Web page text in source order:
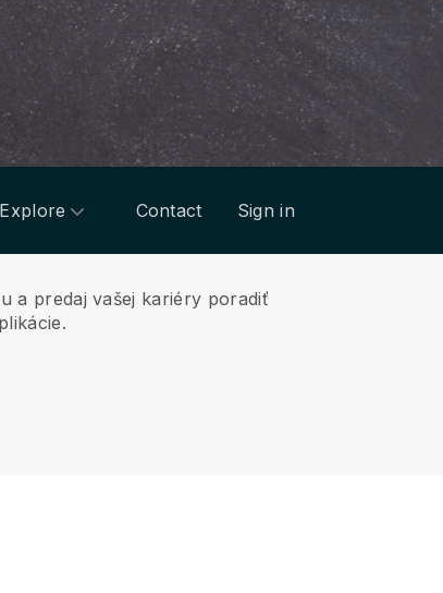
Explore Contact Sign in
a predaj vašej kariéry poradiť